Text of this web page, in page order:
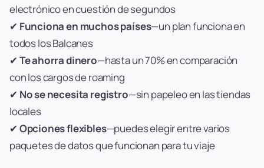
electrónico en cuestión de segundos
✔ Funciona en muchos países—un plan funciona en
todos los Balcanes
✔ Te ahorra dinero—hasta un 70% en comparación
con los cargos de roaming
✔ No se necesita registro—sin papeleo en las tiendas
locales
✔ Opciones flexibles—puedes elegir entre varios
paquetes de datos que funcionan para tu viaje